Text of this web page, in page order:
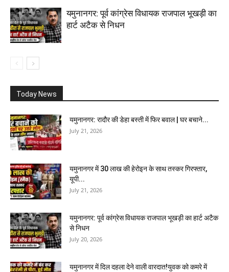
यमुनानगर: पूर्व कांग्रेस विधायक राजपाल भूखड़ी का
हार्ट अटैक से निधन
Today News
यमुनानगर: रादौर की डेहा बस्ती में फिर बवाल | घर बचाने...
July 21, 2026
यमुनानगर में 30 लाख की हेरोइन के साथ तस्कर गिरफ्तार,
यूपी...
July 21, 2026
यमुनानगर: पूर्व कांग्रेस विधायक राजपाल भूखड़ी का हार्ट अटैक
से निधन
July 20, 2026
यमुनानगर में दिल दहला देने वाली वारदात!युवक को कमरे में